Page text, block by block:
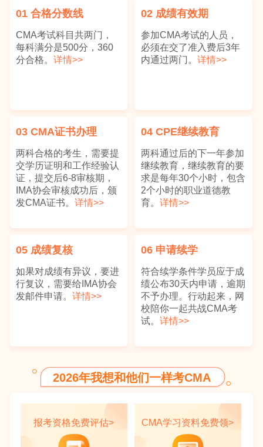
陈**
450
陈*
450
霸**
450
吴**
P2
440
李**
440
阮**
440
张**
440
李*
440
张**
440
陈**
440
刘**
P2
430
任*
P1
430
马**
430
俞**
430
01合格分数线
CMA考试科目共两门，
每科满分是500分，360
分合格。详情>>
02 成绩有效期
参加CMA考试的人员，
必须在交了准入费后3年
内通过两门。详情>>
03CMA证书办理
两科合格的考生，需要提
交学历证明和工作经验认
证，提交后6-8审核期，
IMA协会审核成功后，颁
发CMA证书。详情>>
04CPE继续教育
两科通过后的下一年参加
继续教育，继续教育的要
求是每年30个小时，包含
2个小时的职业道德教
育。详情>>
05 成绩复核
如果对成绩有异议，要进
行复议，需要给IMA协会
发邮件申请。详情>>
06 申请续学
符合续学条件学员应于成
绩公布30天内申请，逾期
不予办理。行动起来，网
校陪你一起共战CMA考
试。详情>>
2026年我想和他们一样考CMA
报考资格免费评估> CMA学习资料免费领>